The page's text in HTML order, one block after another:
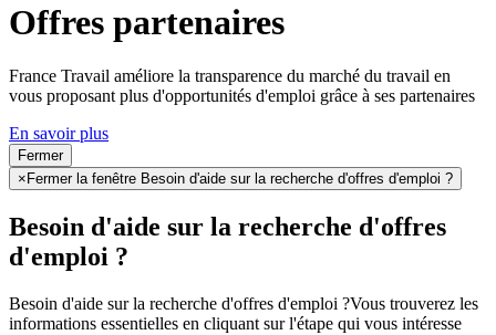
Offres partenaires
France Travail améliore la transparence du marché du travail en
vous proposant plus d'opportunités d'emploi grâce à ses partenaires
En savoir plus
Fermer
× Fermer la fenêtre Besoin d'aide sur la recherche d'offres d'emploi ?
Besoin d'aide sur la recherche d'offres
d'emploi ?
Besoin d'aide sur la recherche d'offres d'emploi ?Vous trouverez les
informations essentielles en cliquant sur l'étape qui vous intéresse